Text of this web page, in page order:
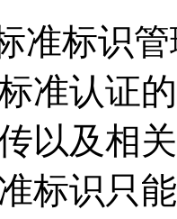
准标识
准认证
以及相
标识只